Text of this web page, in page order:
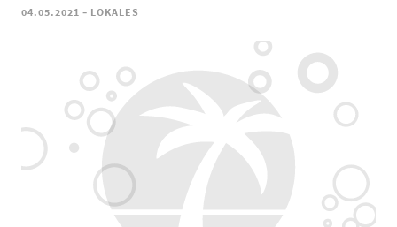
04.05.2021 - LOKALES